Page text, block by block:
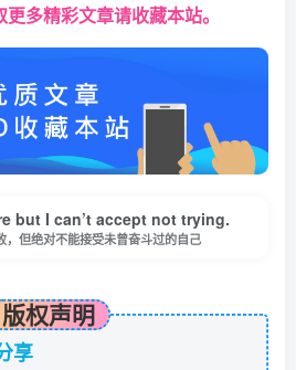
多精彩文章请收藏本站。
but I can’t accept not trying.
，但绝对不能接受未曾奋斗过的自己
版权声明
享